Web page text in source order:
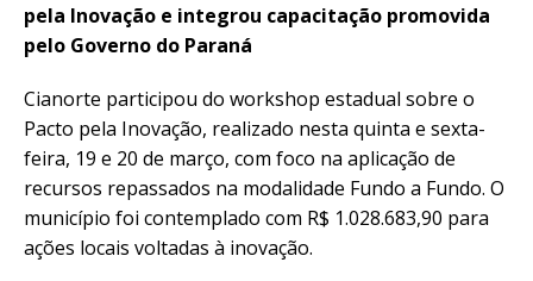
pela Inovação e integrou capacitação promovida
pelo Governo do Paraná
Cianorte participou do workshop estadual sobre o
Pacto pela Inovação, realizado nesta quinta e sexta-
feira, 19 e 20 de março, com foco na aplicação de
recursos repassados na modalidade Fundo a Fundo. O
município foi contemplado com R$ 1.028.683,90 para
ações locais voltadas à inovação.